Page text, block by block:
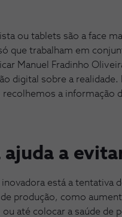
ou tablets são a face
que trabalham em
Manuel Fradinho
digital sobre a
a informação
a
inovadora está a tentativa
produção, como
até colocar a saúde de